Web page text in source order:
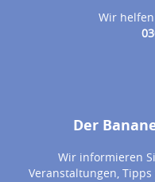
Wir
Der
Wir informieren
Veranstaltungen,